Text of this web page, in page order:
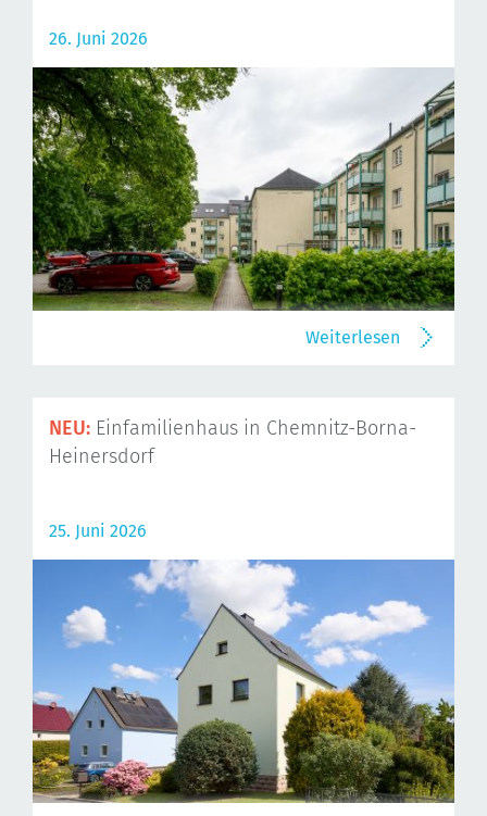
26. Juni 2026
Weiterlesen
NEU: Einfamilienhaus in Chemnitz-Borna-
Heinersdorf
25. Juni 2026